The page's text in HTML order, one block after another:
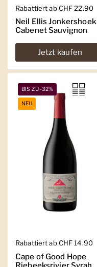
Regulärer Preis
Rabattiert ab CHF 22.90
Neil Ellis Jonkershoek
Cabenet Sauvignon
Jetzt kaufen
Regulärer Preis
Rabattiert ab CHF 14.90
Cape of Good Hope
BIS ZU -32%
NEU